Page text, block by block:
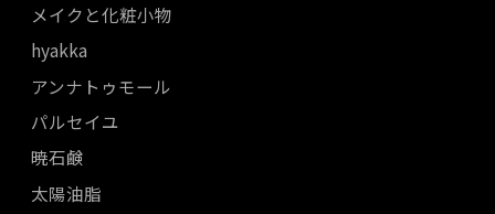
メイクと化粧小物
hyakka
アンナトゥモール
パルセイユ
暁石鹸
太陽油脂